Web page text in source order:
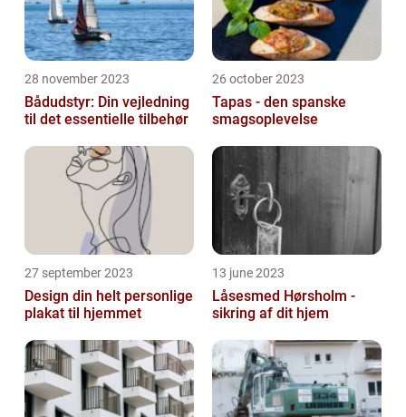
28 november 2023
Bådudstyr: Din vejledning
til det essentielle tilbehør
26 october 2023
Tapas - den spanske
smagsoplevelse
27 september 2023
Design din helt personlige
plakat til hjemmet
13 june 2023
Låsesmed Hørsholm -
sikring af dit hjem